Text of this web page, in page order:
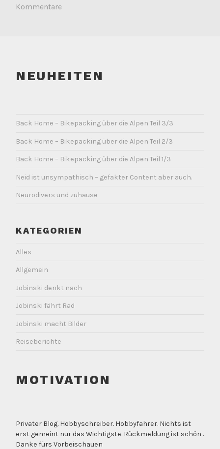
Kommentare
NEUHEITEN
Back Home – Bikepacking über die Alpen Teil 3/3
Back Home – Bikepacking über die Alpen Teil 2/3
Back Home – Bikepacking über die Alpen Teil 1/3
Neid ist unsympathisch – gefakter Content aber auch.
Neurodivers und zuhause
KATEGORIEN
Alles
Allgemein
Jobinski denkt nach
Jobinski fährt Rad
Jobinski macht Bilder
Reiseberichte
MOTIVATION
Privater Blog. Hobbyschreiber. Hobbyfahrer. Nichts ist
erst gemeint nur das Wichtigste. Rückmeldung ist schön .
Danke fürs Vorbeischauen